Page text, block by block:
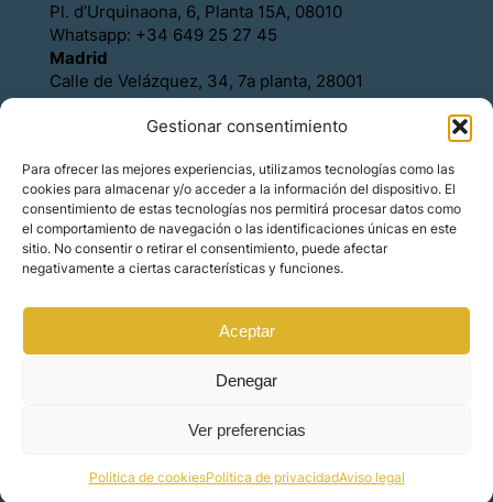
Gestionar consentimiento
Para ofrecer las mejores experiencias, utilizamos tecnologías como las
cookies para almacenar y/o acceder a la información del dispositivo. El
consentimiento de estas tecnologías nos permitirá procesar datos como
el comportamiento de navegación o las identificaciones únicas en este
sitio. No consentir o retirar el consentimiento, puede afectar
negativamente a ciertas características y funciones.
Aceptar
Denegar
Ver preferencias
Política de cookiesPolítica de privacidadAviso legal
Pl. d’Urquinaona, 6, Planta 15A, 08010
Whatsapp: +34 649 25 27 45
Madrid
Calle de Velázquez, 34, 7a planta, 28001
Whatsapp: +34 649 25 27 45
Política de Cookies
Aviso legal
Contacto
Asóciese con Orience
© Copyright – Orience International | We are the
hosts of the real estate market for foreign
Made byMindset Digital